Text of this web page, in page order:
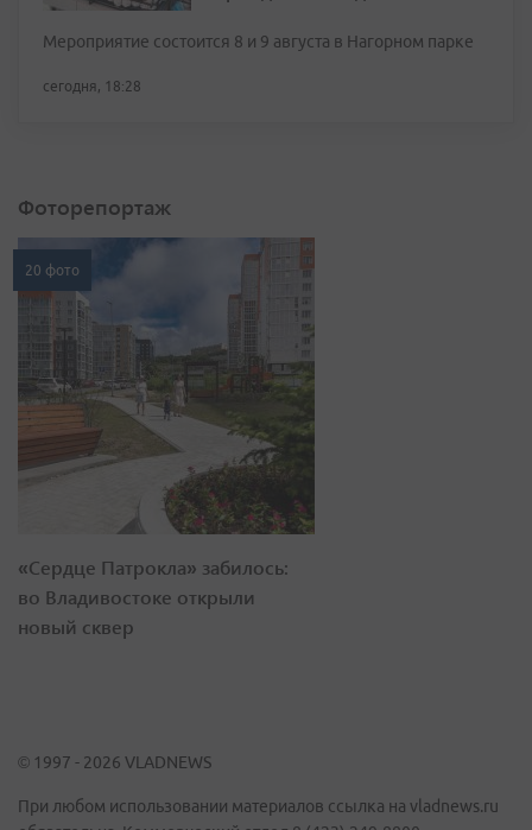
Мероприятие состоится 8 и 9 августа в Нагорном парке
сегодня, 18:28
Фоторепортаж
20 фото
«Сердце Патрокла» забилось:
во Владивостоке открыли
новый сквер
© 1997 - 2026 VLADNEWS
При любом использовании материалов ссылка на vladnews.ru